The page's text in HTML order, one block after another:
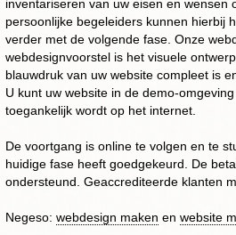
inventariseren van uw eisen en
persoonlijke begeleiders kunnen hierbij
verder met de volgende fase. Onze
webdesignvoorstel is het visuele
blauwdruk van uw website compleet is
U kunt uw website in de demo-
toegankelijk wordt op het internet.
De voortgang is online te volgen en te
huidige fase heeft goedgekeurd. De
ondersteund. Geaccrediteerde klanten
Negeso: webdesign maken en website